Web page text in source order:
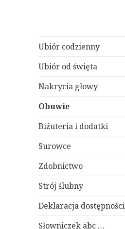
Ubiór codzienny
Ubiór od święta
Nakrycia głowy
Obuwie
Biżuteria i dodatki
Surowce
Zdobnictwo
Strój ślubny
Deklaracja dostępności
Słowniczek abc …